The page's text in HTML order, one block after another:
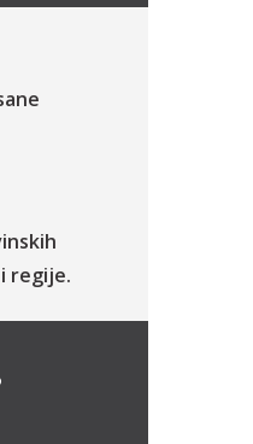
regije.